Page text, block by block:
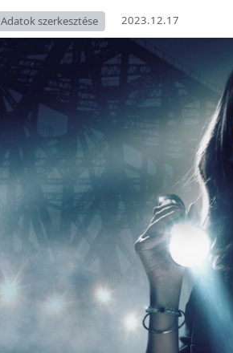
Adatok szerkesztése 2023.12.17